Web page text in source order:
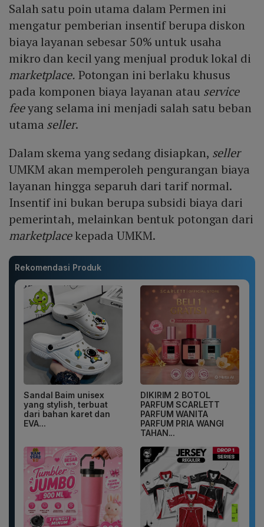
Salah satu poin utama dalam Permen ini
mengatur pemberian insentif berupa diskon
biaya layanan sebesar 50% untuk usaha
mikro dan kecil yang menjual produk lokal di
marketplace. Potongan ini berlaku khusus
pada komponen biaya layanan atau service
feeyang selama ini menjadi salah satu beban
utama seller.
Dalam skema yang sedang disiapkan, seller
UMKM akan memperoleh pengurangan biaya
layanan hingga separuh dari tarif normal.
Insentif ini bukan berupa subsidi biaya dari
pemerintah, melainkan bentuk potongan dari
marketplacekepada UMKM.
Rekomendasi Produk
Sandal Baim unisex
yang stylish, terbuat
dari bahan karet dan
EVA...
DIKIRIM 2 BOTOL
PARFUM SCARLETT
PARFUM WANITA
PARFUM PRIA WANGI
TAHAN...